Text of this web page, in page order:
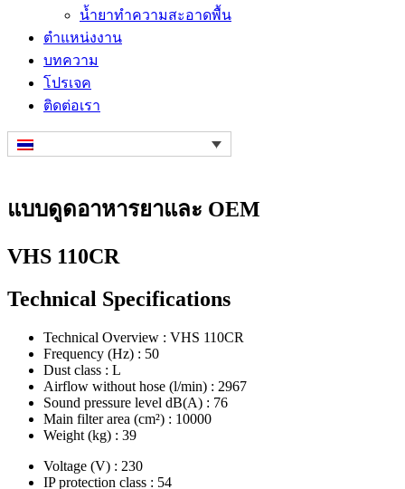
น้ำยาทำความสะอาดพื้น
ตำแหน่งงาน
บทความ
โปรเจค
ติดต่อเรา
แบบดูดอาหารยาและ OEM
VHS 110CR
Technical Specifications
Technical Overview : VHS 110CR
Frequency (Hz) : 50
Dust class : L
Airflow without hose (l/min) : 2967
Sound pressure level dB(A) : 76
Main filter area (cm²) : 10000
Weight (kg) : 39
Voltage (V) : 230
IP protection class : 54